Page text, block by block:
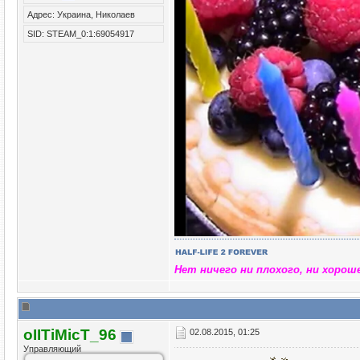
Адрес: Украина, Николаев
SID: STEAM_0:1:69054917
Нет ничего ни плохого, ни
oIITiMicT_96
Управляющий
02.08.2015, 01:25